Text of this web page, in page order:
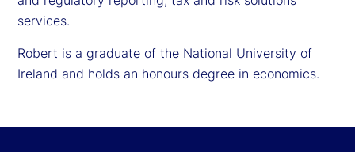
services.
Robert is a graduate of the National University of
Ireland and holds an honours degree in economics.